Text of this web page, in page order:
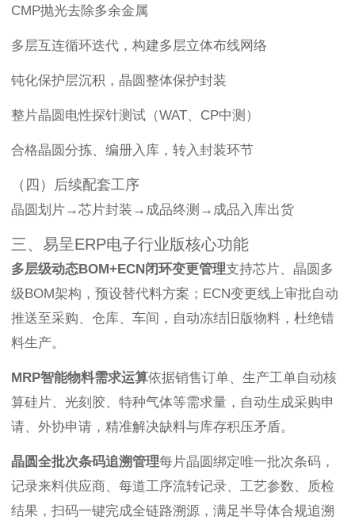
CMP抛光去除多余金属
多层互连循环迭代，构建多层立体布线网络
钝化保护层沉积，晶圆整体保护封装
整片晶圆电性探针测试（WAT、CP中测）
合格晶圆分拣、编册入库，转入封装环节
（四）后续配套工序
晶圆划片→芯片封装→成品终测→成品入库出货
三、易呈ERP电子行业版核心功能
多层级动态BOM+ECN闭环变更管理支持芯片、晶圆多
级BOM架构，预设替代料方案；ECN变更线上审批自动
推送至采购、仓库、车间，自动冻结旧版物料，杜绝错
料生产。
MRP智能物料需求运算依据销售订单、生产工单自动核
算硅片、光刻胶、特种气体等需求量，自动生成采购申
请、外协申请，精准解决缺料与库存积压矛盾。
晶圆全批次条码追溯管理每片晶圆绑定唯一批次条码，
记录来料供应商、每道工序流转记录、工艺参数、质检
结果，扫码一键完成全链路溯源，满足半导体合规追溯